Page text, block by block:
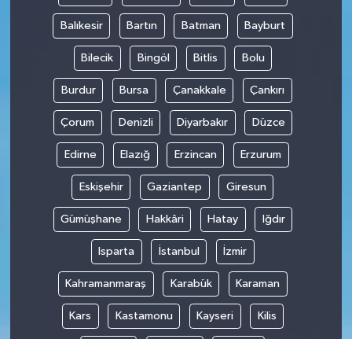
Balıkesir Bartın Batman Bayburt
Bilecik Bingöl Bitlis Bolu
Burdur Bursa Çanakkale Çankırı
Çorum Denizli Diyarbakır Düzce
Edirne Elazığ Erzincan Erzurum
Eskişehir Gaziantep Giresun
Gümüşhane Hakkâri Hatay Iğdır
Isparta İstanbul İzmir
Kahramanmaraş Karabük Karaman
Kars Kastamonu Kayseri Kilis